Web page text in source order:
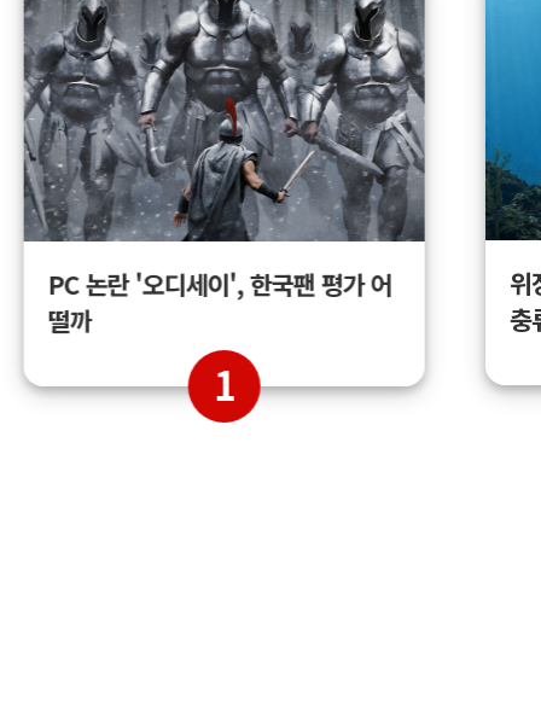
PC 논란 '오디세이', 한국팬 평가 어
떨까
1
위
충